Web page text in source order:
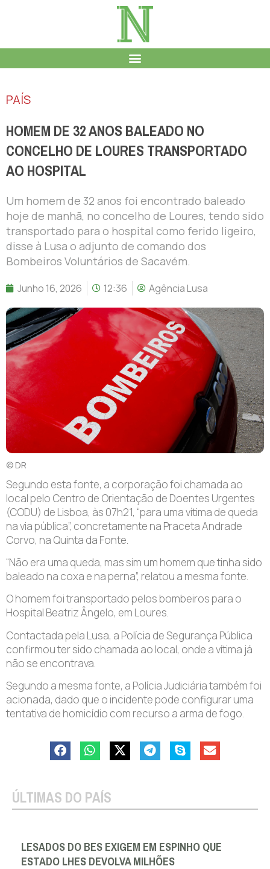
PAÍS
HOMEM DE 32 ANOS BALEADO NO
CONCELHO DE LOURES TRANSPORTADO
AO HOSPITAL
Um homem de 32 anos foi encontrado baleado
hoje de manhã, no concelho de Loures, tendo sido
transportado para o hospital como ferido ligeiro,
disse à Lusa o adjunto de comando dos
Bombeiros Voluntários de Sacavém.
Junho 16, 2026 12:36 Agência Lusa
© DR
Segundo esta fonte, a corporação foi chamada ao
local pelo Centro de Orientação de Doentes Urgentes
(CODU) de Lisboa, às 07h21, “para uma vítima de queda
na via pública”, concretamente na Praceta Andrade
Corvo, na Quinta da Fonte.
“Não era uma queda, mas sim um homem que tinha sido
baleado na coxa e na perna”, relatou a mesma fonte.
O homem foi transportado pelos bombeiros para o
Hospital Beatriz Ângelo, em Loures.
Contactada pela Lusa, a Polícia de Segurança Pública
confirmou ter sido chamada ao local, onde a vítima já
não se encontrava.
Segundo a mesma fonte, a Polícia Judiciária também foi
acionada, dado que o incidente pode configurar uma
tentativa de homicídio com recurso a arma de fogo.
ÚLTIMAS DO PAÍS
LESADOS DO BES EXIGEM EM ESPINHO QUE
ESTADO LHES DEVOLVA MILHÕES